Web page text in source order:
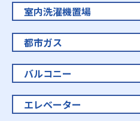
室内洗濯機置場
都市ガス
バルコニー
エレベーター